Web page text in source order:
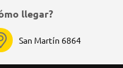
llegar?
San Martín 6864